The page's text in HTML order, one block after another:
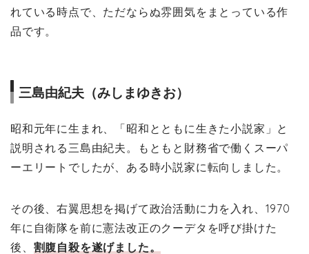
れている時点で、ただならぬ雰囲気をまとっている作
品です。
三島由紀夫（みしまゆきお）
昭和元年に生まれ、「昭和とともに生きた小説家」と
説明される三島由紀夫。もともと財務省で働くスーパ
ーエリートでしたが、ある時小説家に転向しました。
その後、右翼思想を掲げて政治活動に力を入れ、1970
年に自衛隊を前に憲法改正のクーデタを呼び掛けた
後、 割腹自殺を遂げました。